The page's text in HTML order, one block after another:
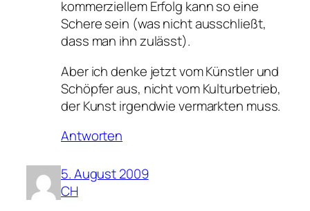
kommerziellem Erfolg kann so eine
Schere sein (was nicht ausschließt,
dass man ihn zulässt).
Aber ich denke jetzt vom Künstler und
Schöpfer aus, nicht vom Kulturbetrieb,
der Kunst irgendwie vermarkten muss.
Antworten
5. August 2009
CH